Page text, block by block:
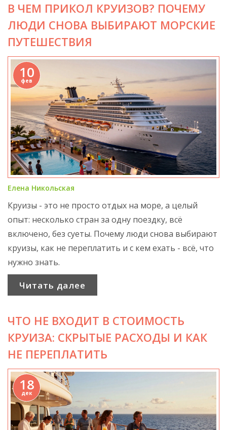
В ЧЕМ ПРИКОЛ КРУИЗОВ? ПОЧЕМУ
ЛЮДИ СНОВА ВЫБИРАЮТ МОРСКИЕ
ПУТЕШЕСТВИЯ
10
фев
Елена Никольская
Круизы - это не просто отдых на море, а целый
опыт: несколько стран за одну поездку, всё
включено, без суеты. Почему люди снова выбирают
круизы, как не переплатить и с кем ехать - всё, что
нужно знать.
Читать далее
ЧТО НЕ ВХОДИТ В СТОИМОСТЬ
КРУИЗА: СКРЫТЫЕ РАСХОДЫ И КАК
НЕ ПЕРЕПЛАТИТЬ
18
дек